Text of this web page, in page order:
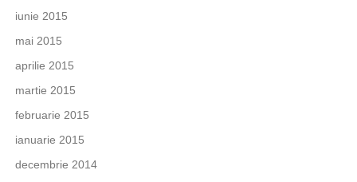
iunie 2015
mai 2015
aprilie 2015
martie 2015
februarie 2015
ianuarie 2015
decembrie 2014